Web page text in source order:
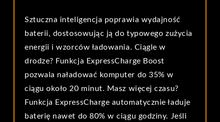
Sztuczna inteligencja poprawia wydajność
baterii, dostosowując ją do typowego zużycia
energii i wzorców ładowania. Ciągle w
drodze? Funkcja ExpressCharge Boost
pozwala naładować komputer do 35% w
ciągu około 20 minut. Masz więcej czasu?
Funkcja ExpressCharge automatycznie ładuje
baterię nawet do 80% w ciągu godziny. Jeśli